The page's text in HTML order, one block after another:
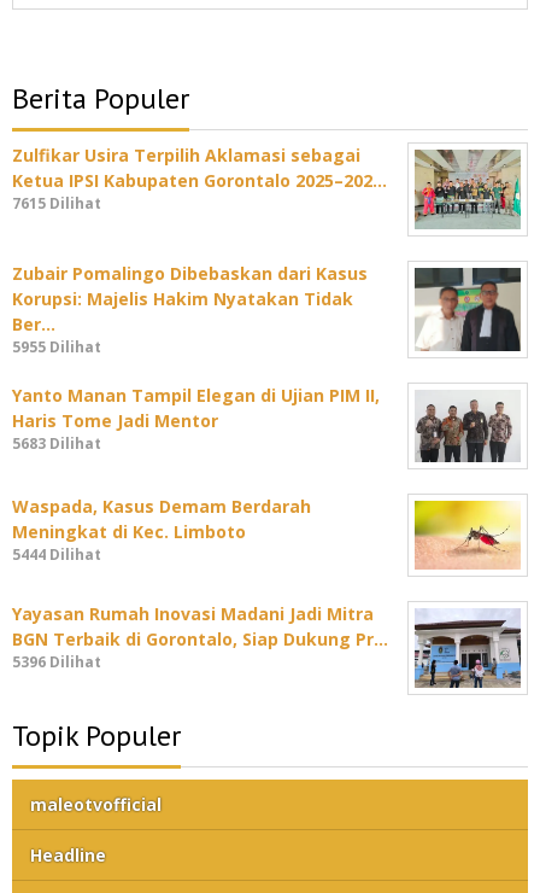
Berita Populer
Zulfikar Usira Terpilih Aklamasi sebagai
Ketua IPSI Kabupaten Gorontalo 2025–202…
7615 Dilihat
Zubair Pomalingo Dibebaskan dari Kasus
Korupsi: Majelis Hakim Nyatakan Tidak
Ber…
5955 Dilihat
Yanto Manan Tampil Elegan di Ujian PIM II,
Haris Tome Jadi Mentor
5683 Dilihat
Waspada, Kasus Demam Berdarah
Meningkat di Kec. Limboto
5444 Dilihat
Yayasan Rumah Inovasi Madani Jadi Mitra
BGN Terbaik di Gorontalo, Siap Dukung Pr…
5396 Dilihat
Topik Populer
maleotvofficial
Headline